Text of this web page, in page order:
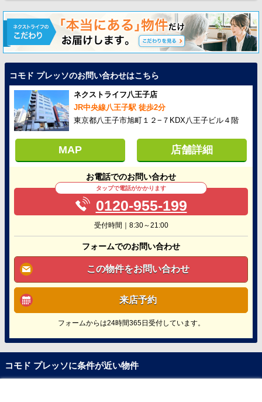
コモド プレッソのお問い合わせはこちら
ネクストライフ八王子店
JR中央線八王子駅 徒歩2分
東京都八王子市旭町１２−７KDX八王子ビル４階
MAP 店舗詳細
お電話でのお問い合わせ
タップで電話がかかります
0120-955-199
受付時間｜8:30～21:00
フォームでのお問い合わせ
この物件をお問い合わせ
来店予約
フォームからは24時間365日受付しています。
コモド プレッソに条件が近い物件